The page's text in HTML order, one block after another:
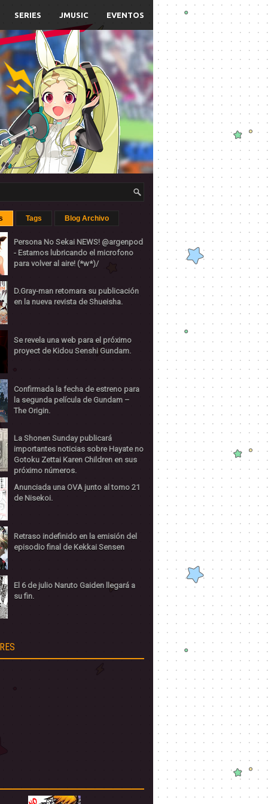
SERIES JMUSIC EVENTOS
Tags Blog Archivo
Persona No Sekai NEWS! @argenpod
- Estamos lubricando el microfono
para volver al aire! (*w*)/
D.Gray-man retomara su publicación
en la nueva revista de Shueisha.
Se revela una web para el próximo
proyect de Kidou Senshi Gundam.
Confirmada la fecha de estreno para
la segunda película de Gundam –
The Origin.
La Shonen Sunday publicará
importantes noticias sobre Hayate no
Gotoku Zettai Karen Children en sus
próximo números.
Anunciada una OVA junto al tomo 21
de Nisekoi.
Retraso indefinido en la emisión del
episodio final de Kekkai Sensen
El 6 de julio Naruto Gaiden llegará a
su fin.